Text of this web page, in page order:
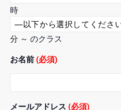
時
分 ～ のクラス
お名前(必須)
メールアドレス (必須)